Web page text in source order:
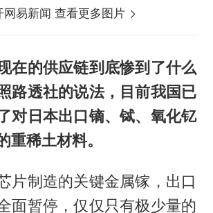
网易新闻 查看更多图片
在的供应链到底惨到了什么
路透社的说法，目前我国已
对日本出口镝、铽、氧化钇
重稀土材料。
片制造的关键金属镓，出口
面暂停，仅仅只有极少量的